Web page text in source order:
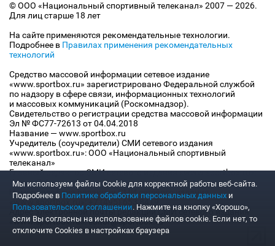
© ООО «Национальный спортивный телеканал» 2007 — 2026.
Для лиц старше 18 лет
На сайте применяются рекомендательные технологии.
Подробнее в Правилах применения рекомендательных
технологий
Средство массовой информации сетевое издание
«www.sportbox.ru» зарегистрировано Федеральной службой
по надзору в сфере связи, информационных технологий
и массовых коммуникаций (Роскомнадзор).
Свидетельство о регистрации средства массовой информации
Эл № ФС77-72613 от 04.04.2018
Название — www.sportbox.ru
Учредитель (соучредители) СМИ сетевого издания
«www.sportbox.ru»: ООО «Национальный спортивный
телеканал»
Главный редактор СМИ сетевого издания «www.sportbox.ru»:
Конов В.А.
Номер телефона редакции СМИ сетевого издания
«www.sportbox.ru»: +7 (495) 653 8419
Адрес электронной почты редакции СМИ сетевого издания
«www.sportbox.ru»: editor@sportbox.ru
Мы используем файлы Сookie для корректной работы веб-сайта.
Подробнее в Политике обработки персональных данных и
Пользовательском соглашении. Нажмите на кнопку «Хорошо»,
если Вы согласны на использование файлов cookie. Если нет, то
отключите Cookies в настройках браузера